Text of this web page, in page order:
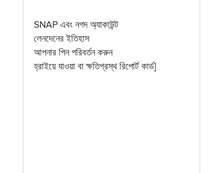
SNAP এবং নগদ অ্যাকাউন্ট
লেনদেনের ইতিহাস
আপনার পিন পরিবর্তন করুন
হ্রাইয়ে যাওয়া বা ক্ষতিগ্রস্থ রিপোর্ট কার্ড]